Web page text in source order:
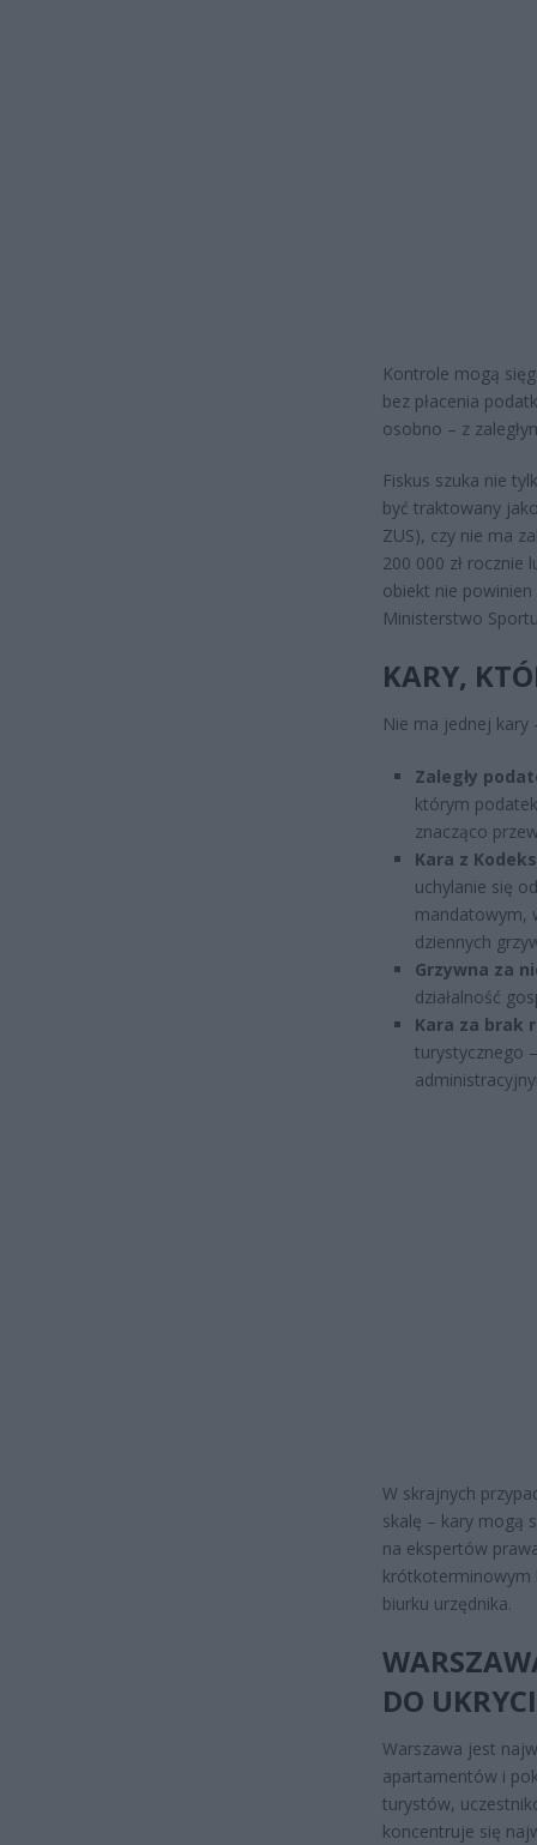
Kontrole mogą
bez płacenia
osobno – z
Fiskus szuka nie
być traktowany
ZUS), czy nie ma
200 000 zł rocznie
obiekt nie
Ministerstwo
KARY,
Nie ma jednej kary
Zaległy
którym
znacząco
Kara z
uchylanie się
mandatowym,
dziennych
Grzywna za
działalność
Kara za brak
turystycznego
W skrajnych
skalę – kary mogą
na ekspertów
krótkoterminowym
biurku urzędnika.
DO
Warszawa jest
apartamentów i
turystów,
koncentruje się